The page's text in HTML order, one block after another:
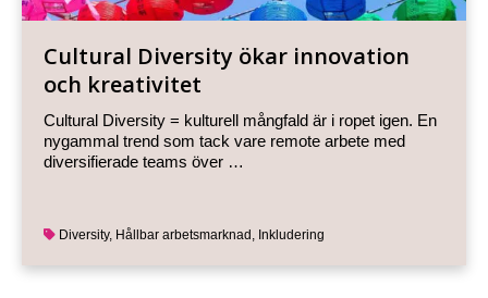
Cultural Diversity ökar innovation
och kreativitet
Cultural Diversity = kulturell mångfald är i ropet igen. En
nygammal trend som tack vare remote arbete med
diversifierade teams över …
Diversity, Hållbar arbetsmarknad , Inkludering